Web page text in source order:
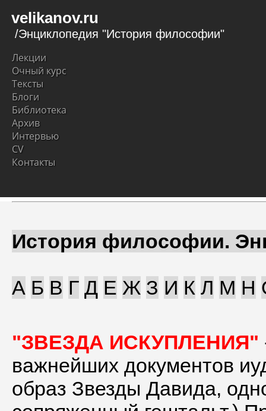
velikanov.ru
/Энциклопедия "История философии"
Лекции
Очный курс
Тексты
Блоги
Библиотека
Архив
Интервью
CV
Контакты
История философии.
А Б В Г Д Е Ж З И К Л М Н
"ЗВЕЗДА ИСКУПЛЕНИЯ" - книга Розенцвейга, один из